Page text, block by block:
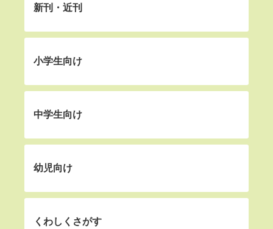
新刊・近刊
小学生向け
中学生向け
幼児向け
くわしくさがす